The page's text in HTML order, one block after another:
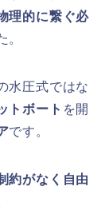
理的に繋ぐ必
。
水圧式ではな
トボート を開
です。
約がなく自由